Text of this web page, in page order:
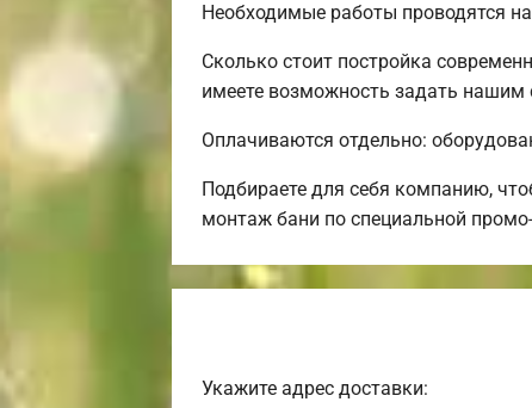
Необходимые работы проводятся
Сколько стоит постройка
имеете возможность задать нашим
Оплачиваются отдельно:
Подбираете для себя компанию,
монтаж бани по специальной
Укажите адрес доставки: